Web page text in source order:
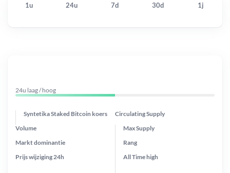
1u 24u 7d 30d 1j
24u laag / hoog
Syntetika Staked Bitcoin koers Circulating Supply
Prijs wijziging 24h
Max Supply
Markt dominantie
Volume
Rang
All Timehigh